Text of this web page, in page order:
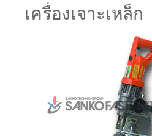
เครื่องเจาะเหล็ก